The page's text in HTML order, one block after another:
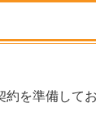
を準備してお